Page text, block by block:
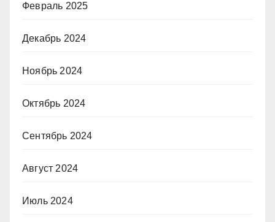
Февраль 2025
Декабрь 2024
Ноябрь 2024
Октябрь 2024
Сентябрь 2024
Август 2024
Июль 2024